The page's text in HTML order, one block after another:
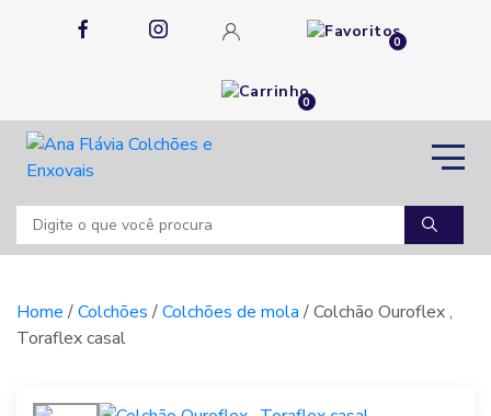
0
0
Home/Colchões/Colchões de mola/ Colchão Ouroflex ,
Toraflex casal